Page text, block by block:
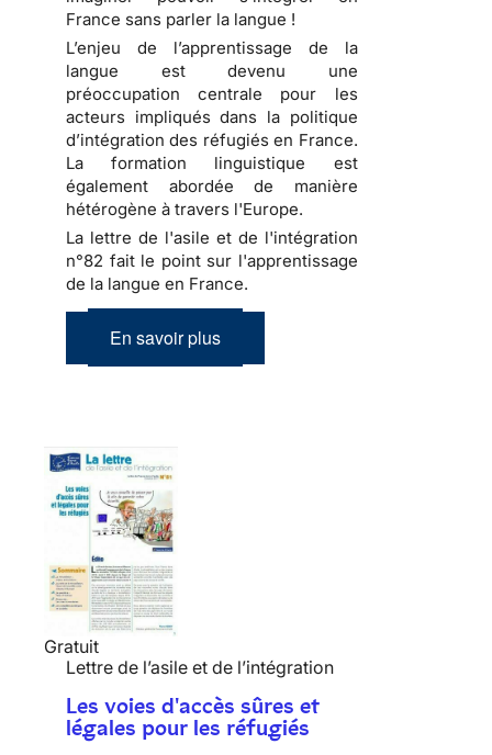
France sans parler la langue !
L’enjeu de l’apprentissage de la
langue est devenu une
préoccupation centrale pour les
acteurs impliqués dans la politique
d’intégration des réfugiés en France.
La formation linguistique est
également abordée de manière
hétérogène à travers l'Europe.
La lettre de l'asile et de l'intégration
n°82 fait le point sur l'apprentissage
de la langue en France.
En savoir plus
Gratuit
Lettre de l’asile et de l’intégration
Les voies d'accès sûres et
légales pour les réfugiés